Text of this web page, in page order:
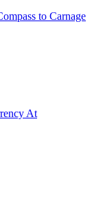
to Carnage
At